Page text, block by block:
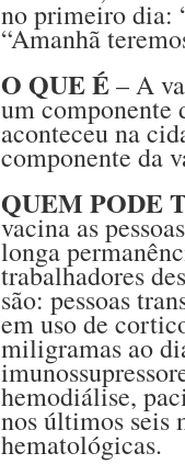
no primeiro dia:
“Amanhã
O QUE É– A
um componente
aconteceu na
componente da
QUEM PODE
vacina as
longa
trabalhadores
são: pessoas
em uso de
miligramas ao
hemodiálise,
nos últimos seis
hematológicas.